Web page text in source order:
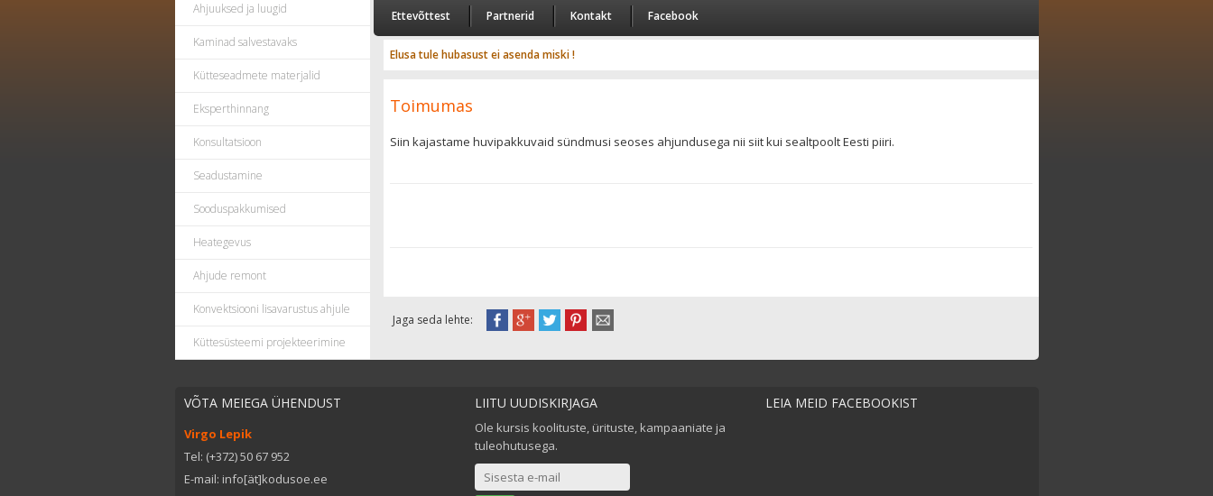
Ahjuuksed ja luugid
Kaminad salvestavaks
Kütteseadmete materjalid
Eksperthinnang
Konsultatsioon
Seadustamine
Sooduspakkumised
Heategevus
Ahjude remont
Konvektsiooni lisavarustus ahjule
Küttesüsteemi projekteerimine
Ettevõttest Partnerid Kontakt Facebook
Elusa tule hubasust ei asenda miski !
Toimumas
Siin kajastame huvipakkuvaid sündmusi seoses ahjundusega nii siit kui sealtpoolt Eesti piiri.
Jaga seda lehte:
VÕTA MEIEGA ÜHENDUST
Virgo Lepik
Tel: (+372) 50 67 952
E-mail: info[ät]kodusoe.ee
LIITU UUDISKIRJAGA
Ole kursis koolituste, ürituste, kampaaniate ja
tuleohutusega.
LEIA MEID FACEBOOKIST